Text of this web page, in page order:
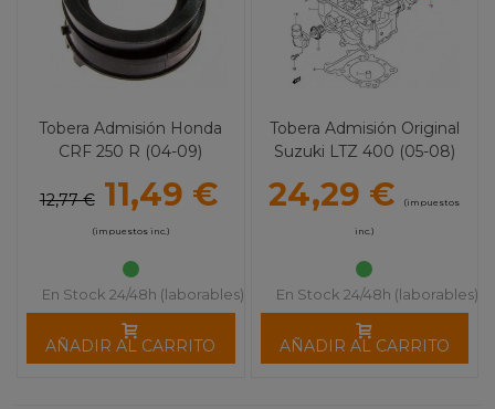
Tobera Admisión Honda
CRF 250 R (04-09)
12,77 € 11,49 €
(impuestos inc.)
En Stock 24/48h (laborables)
AÑADIR AL CARRITO
Tobera Admisión Original
Suzuki LTZ 400 (05-08)
24,29 € (impuestos
inc.)
En Stock 24/48h (laborables)
AÑADIR AL CARRITO